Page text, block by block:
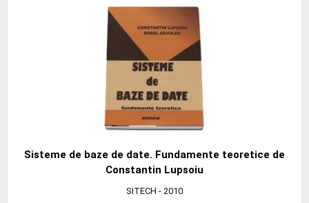
Sisteme de baze de date. Fundamente teoretice de
Constantin Lupsoiu
SITECH - 2010